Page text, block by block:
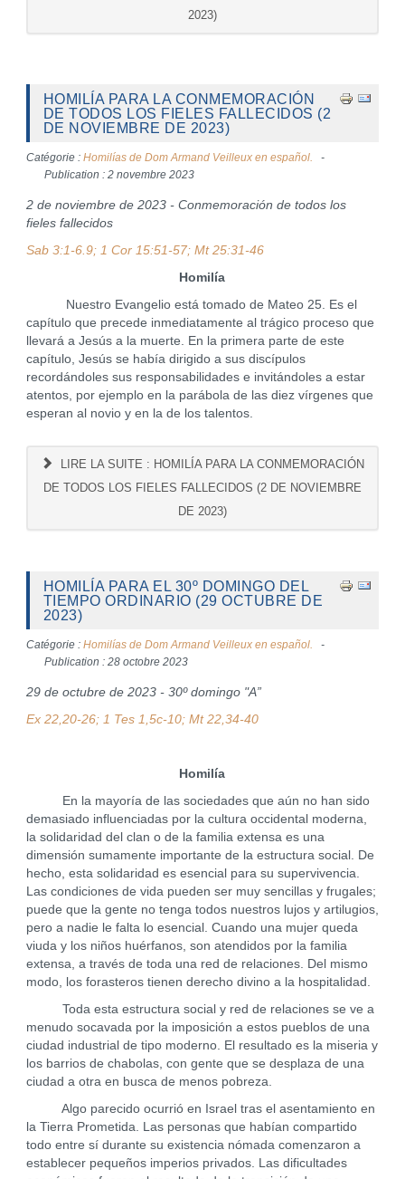
2023)
HOMILÍA PARA LA CONMEMORACIÓN
DE TODOS LOS FIELES FALLECIDOS (2
DE NOVIEMBRE DE 2023)
Catégorie : Homilías de Dom Armand Veilleux en español.
Publication : 2 novembre 2023
2 de noviembre de 2023 - Conmemoración de todos los
fieles fallecidos
Sab 3:1-6.9; 1 Cor 15:51-57; Mt 25:31-46
Homilía
Nuestro Evangelio está tomado de Mateo 25. Es el
capítulo que precede inmediatamente al trágico proceso que
llevará a Jesús a la muerte. En la primera parte de este
capítulo, Jesús se había dirigido a sus discípulos
recordándoles sus responsabilidades e invitándoles a estar
atentos, por ejemplo en la parábola de las diez vírgenes que
esperan al novio y en la de los talentos.
LIRE LA SUITE : HOMILÍA PARA LA CONMEMORACIÓN
DE TODOS LOS FIELES FALLECIDOS (2 DE NOVIEMBRE
DE 2023)
HOMILÍA PARA EL 30º DOMINGO DEL
TIEMPO ORDINARIO (29 OCTUBRE DE
2023)
Catégorie : Homilías de Dom Armand Veilleux en español.
Publication : 28 octobre 2023
29 de octubre de 2023 - 30º domingo "A”
Ex 22,20-26; 1 Tes 1,5c-10; Mt 22,34-40
Homilía
En la mayoría de las sociedades que aún no han sido
demasiado influenciadas por la cultura occidental moderna,
la solidaridad del clan o de la familia extensa es una
dimensión sumamente importante de la estructura social. De
hecho, esta solidaridad es esencial para su supervivencia.
Las condiciones de vida pueden ser muy sencillas y frugales;
puede que la gente no tenga todos nuestros lujos y artilugios,
pero a nadie le falta lo esencial. Cuando una mujer queda
viuda y los niños huérfanos, son atendidos por la familia
extensa, a través de toda una red de relaciones. Del mismo
modo, los forasteros tienen derecho divino a la hospitalidad.
Toda esta estructura social y red de relaciones se ve a
menudo socavada por la imposición a estos pueblos de una
ciudad industrial de tipo moderno. El resultado es la miseria y
los barrios de chabolas, con gente que se desplaza de una
ciudad a otra en busca de menos pobreza.
Algo parecido ocurrió en Israel tras el asentamiento en
la Tierra Prometida. Las personas que habían compartido
todo entre sí durante su existencia nómada comenzaron a
establecer pequeños imperios privados. Las dificultades